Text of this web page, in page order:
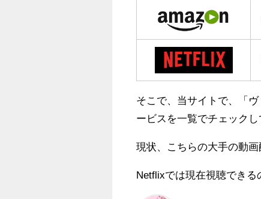
そこで、当サイトで、「
ービスを一覧でチェックし
現状、こちらの大手の動
Netflixでは現在視聴できる